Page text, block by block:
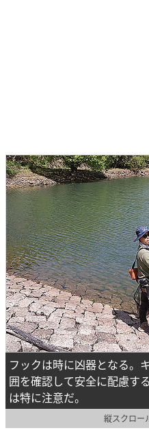
フックは時に凶器となる。
囲を確認して安全に配慮す
は特に注意だ。
縦スクロー